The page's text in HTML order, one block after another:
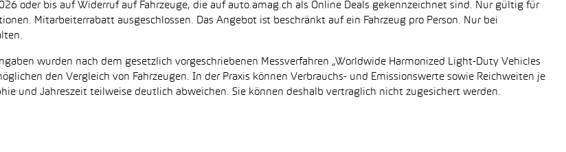
oder bis auf Widerruf auf Fahrzeuge, die auf auto.amag.ch als Online Deals gekennzeichnet sind. Nur gültig für
Mitarbeiterrabatt ausgeschlossen. Das Angebot ist beschränkt auf ein Fahrzeug pro Person. Nur bei
wurden nach dem gesetzlich vorgeschriebenen Messverfahren „Worldwide Harmonized Light-Duty Vehicles
den Vergleich von Fahrzeugen. In der Praxis können Verbrauchs- und Emissionswerte sowie Reichweiten je
und Jahreszeit teilweise deutlich abweichen. Sie können deshalb vertraglich nicht zugesichert werden.